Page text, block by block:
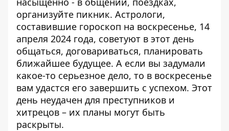
организуйте пикник. Астрологи,
составившие гороскоп на воскресенье, 14
апреля 2024 года, советуют в этот день
общаться, договариваться, планировать
ближайшее будущее. А если вы задумали
какое-то серьезное дело, то в воскресенье
вам удастся его завершить с успехом. Этот
день неудачен для преступников и
хитрецов – их планы могут быть
раскрыты.